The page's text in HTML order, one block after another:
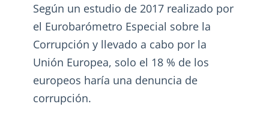
Según un estudio de 2017 realizado por
el Eurobarómetro Especial sobre la
Corrupción y llevado a cabo por la
Unión Europea, solo el 18 % de los
europeos haría una denuncia de
corrupción.